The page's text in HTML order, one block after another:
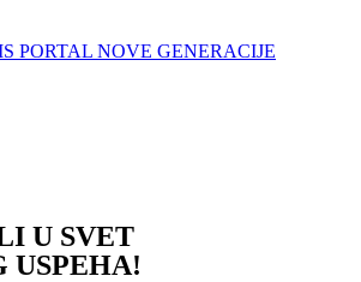
PORTAL NOVE GENERACIJE
U SVET
USPEHA!